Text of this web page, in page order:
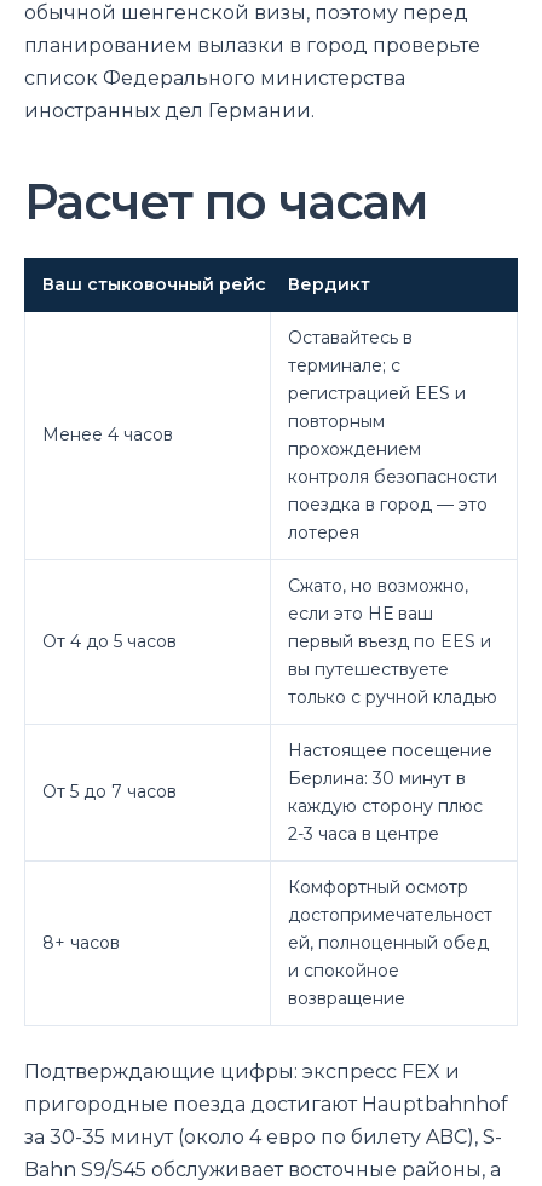
обычной шенгенской визы, поэтому перед
планированием вылазки в город проверьте
список Федерального министерства
иностранных дел Германии.
Расчет по часам
Ваш стыковочный рейс Вердикт
Менее 4 часов
Оставайтесь в
терминале; с
регистрацией EES и
повторным
прохождением
контроля безопасности
поездка в город — это
лотерея
От 4 до 5 часов
Сжато, но возможно,
если это НЕ ваш
первый въезд по EES и
вы путешествуете
только с ручной кладью
От 5 до 7 часов
Настоящее посещение
Берлина: 30 минут в
каждую сторону плюс
2-3 часа в центре
8+ часов
Комфортный осмотр
достопримечательност
ей, полноценный обед
и спокойное
возвращение
Подтверждающие цифры: экспресс FEX и
пригородные поезда достигают Hauptbahnhof
за 30-35 минут (около 4 евро по билету ABC), S-
Bahn S9/S45 обслуживает восточные районы, а